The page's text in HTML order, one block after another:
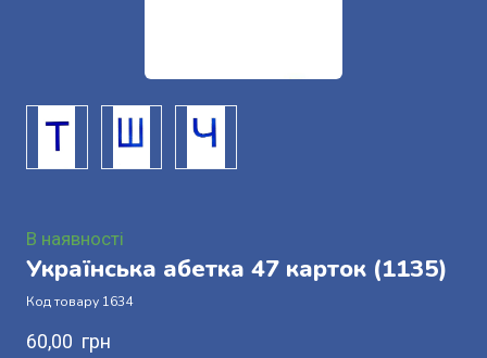
В наявності
Українська абетка 47 карток (1135)
Код товару 1634
60,00  грн